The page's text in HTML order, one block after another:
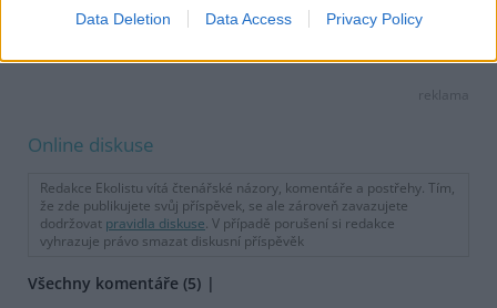
Data Deletion Data Access Privacy Policy
transportovat vodu až do
reklama
Online diskuse
Redakce Ekolistu vítá čtenářské názory, komentáře a postřehy. Tím,
že zde publikujete svůj příspěvek, se ale zároveň zavazujete
dodržovat pravidla diskuse. V případě porušení si redakce
vyhrazuje právo smazat diskusní příspěvěk
Všechny komentáře (5)